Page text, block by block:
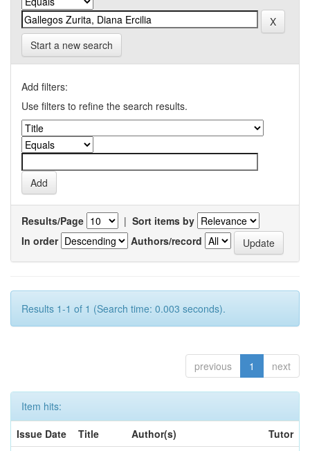
Start a new search
Add filters:
Use filters to refine the search results.
Results/Page | Sort items by
In order
Authors/record
Results 1-1 of 1 (Search time: 0.003 seconds).
previous 1 next
Item hits:
Issue Date
Title Author(s)
Tutor